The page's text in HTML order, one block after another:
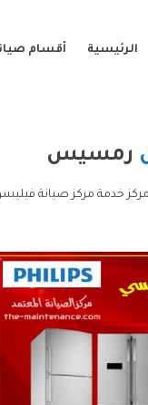
الرئيسية أقسام
رمسيس
خدمة مركز صيانة